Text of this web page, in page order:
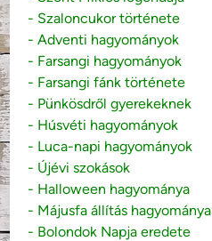
- Szaloncukor története
- Adventi hagyományok
- Farsangi hagyományok
- Farsangi fánk története
- Pünkösdről gyerekeknek
- Húsvéti hagyományok
- Luca-napi hagyományok
- Újévi szokások
- Halloween hagyománya
- Májusfa állítás hagyománya
- Bolondok Napja eredete